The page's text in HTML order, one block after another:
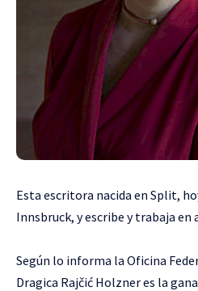
Esta escritora nacida en Split,
Innsbruck, y escribe y trabaja
Según lo informa la Oficina
Dragica Rajčić Holzner es la